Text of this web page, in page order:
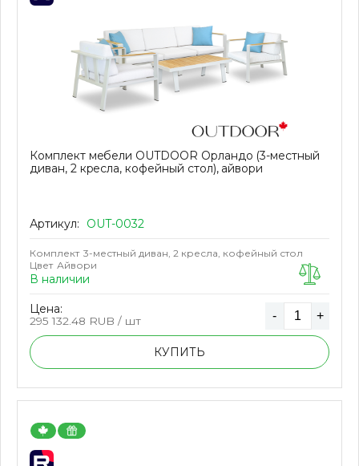
Комплект мебели OUTDOOR Орландо (3-местный
диван, 2 кресла, кофейный стол), айвори
Артикул: OUT-0032
Комплект 3-местный диван, 2 кресла, кофейный стол
Цвет Айвори
В наличии
Цена:
295 132.48 RUB / шт - +
КУПИТЬ